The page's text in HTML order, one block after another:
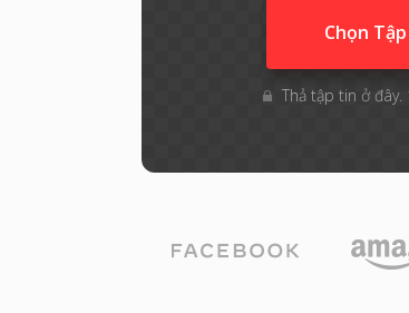
Chọn
Thả tập tin ở